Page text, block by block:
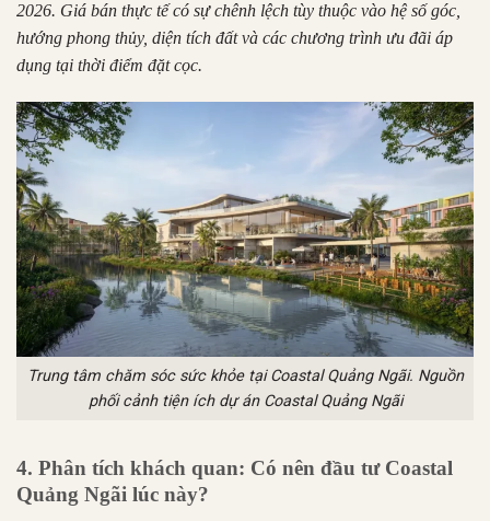
2026. Giá bán thực tế có sự chênh lệch tùy thuộc vào hệ số góc,
hướng phong thủy, diện tích đất và các chương trình ưu đãi áp
dụng tại thời điểm đặt cọc.
Trung tâm chăm sóc sức khỏe tại Coastal Quảng Ngãi. Nguồn
phối cảnh tiện ích dự án Coastal Quảng Ngãi
4. Phân tích khách quan: Có nên đầu tư Coastal
Quảng Ngãi lúc này?